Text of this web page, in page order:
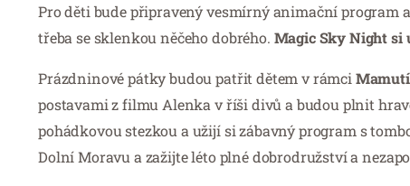
Pro děti bude připravený vesmírný animační program
třeba se sklenkou něčeho dobrého. Magic Sky Night si
Prázdninové pátky budou patřit dětem v rámci
postavami z filmu Alenka v říši divů a budou plnit
pohádkovou stezkou a užijí si zábavný program s
Dolní Moravu a zažijte léto plné dobrodružství a